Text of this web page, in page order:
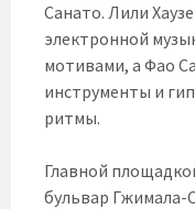
Санато. Лили
электронной
мотивами, а Фао
инструменты и
ритмы.
Главной
бульвар Гжимала-